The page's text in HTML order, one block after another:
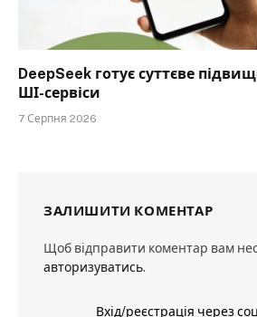
DeepSeek готує суттєве
ШІ-сервіси
7 Серпня 2026
ЗАЛИШИТИ КОМЕНТАР
Щоб відправити коментар вам
авторизуватись.
Вхід/реєстрація через